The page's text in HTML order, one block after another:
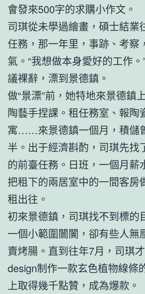
會發來500字的求購小作文。
司琪從未學過繪畫，碩士結業
任務，那一年里，事跡、考察
氣。“我想做本身愛好的工作
議裸辭，漂到景德鎮。
做“景漂”前，她特地來景德鎮
陶藝手捏課。租任務室、報陶
寓……來景德鎮一個月，積儲
半。出于經濟斟酌，司琪先找
的前臺任務。日班，一個月薪
把租下的兩居室中的一間客房
租出往。
初來景德鎮，司琪找不到標的
一個小範圍闤闠，卻有些人無
賣烤腸。直到往年7月，司琪
design制作一款玄色植物線條
上取得幾千點贊，成為爆款。